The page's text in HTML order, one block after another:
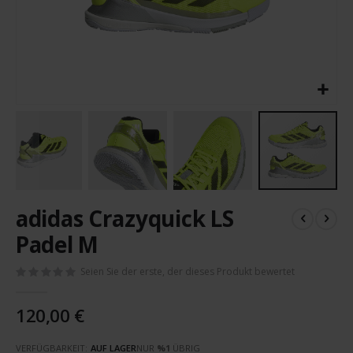
Anfang
der
Bildergalerie
adidas Crazyquick LS
Padel M
Seien Sie der erste, der dieses Produkt bewertet
120,00 €
VERFÜGBARKEIT: AUF LAGERNUR %1 ÜBRIG